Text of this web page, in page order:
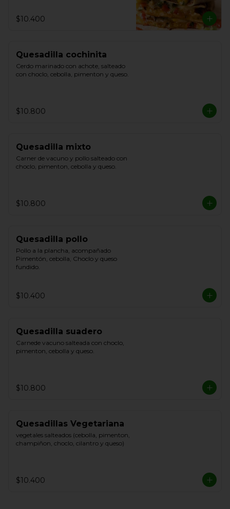
$10.400
Quesadilla cochinita
Cerdo marinado con achote, salteado
con choclo, cebolla, pimenton y queso.
$10.800
Quesadilla mixto
Carner de vacuno y pollo salteado con
choclo, pimenton, cebolla y queso.
$10.800
Quesadilla pollo
Pollo a la plancha, acompañado
Pimentón, cebolla, Choclo y queso
fundido.
$10.400
Quesadilla suadero
Carnede vacuno salteada con choclo,
pimenton, cebolla y queso.
$10.800
Quesadillas Vegetariana
vegetales salteados (cebolla, pimenton,
champiñon, choclo, cilantro y queso)
$10.400